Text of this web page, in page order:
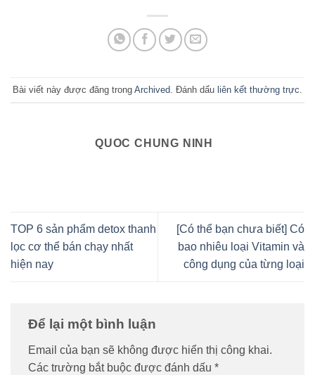
Bài viết này được đăng trong Archived . Đánh dấu liên kết thường trực
QUOC CHUNG NINH
TOP 6 sản phẩm detox thanh
lọc cơ thể bán chạy nhất
hiện nay
[Có thể bạn chưa biết] Có
bao nhiêu loại Vitamin và
công dụng của từng loại
Để lại một bình luận
Email của bạn sẽ không được hiển thị công khai.
Các trường bắt buộc được đánh dấu *